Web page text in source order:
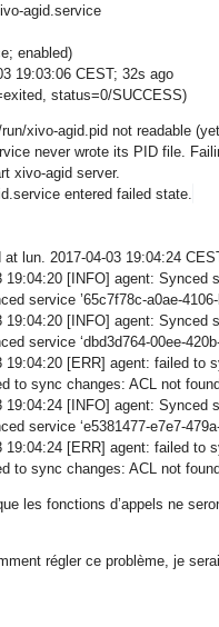
agid.service
enabled)
19:03:06 CEST; 32s ago
status=0/SUCCESS)
xivo-agid.pid not readable
never wrote its PID file.
xivo-agid server.
entered failed state.
lun. 2017-04-03 19:04:24
[INFO] agent: Synced
service ’65c7f78c-a0ae-4106-
[INFO] agent: Synced
service ‘dbd3d764-00ee-
[ERR] agent: failed to
to sync changes: ACL not
[INFO] agent: Synced
service ‘e5381477-e7e7-
[ERR] agent: failed to
to sync changes: ACL not
les fonctions d’appels ne
régler ce problème, je